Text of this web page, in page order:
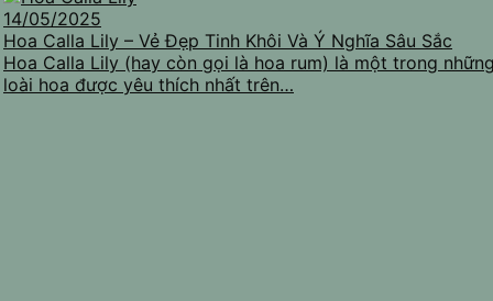
14/05/2025
Hoa Calla Lily – Vẻ Đẹp Tinh Khôi Và Ý Nghĩa Sâu Sắc
Hoa Calla Lily (hay còn gọi là hoa rum) là một trong
loài hoa được yêu thích nhất trên…